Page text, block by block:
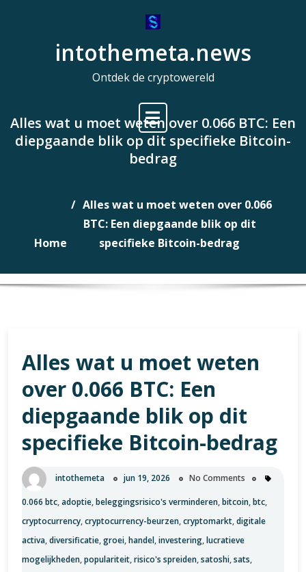
intothemeta.news
Ontdek de cryptowereld
Alles wat u moet weten over 0.066 BTC: Een
diepgaande blik op dit specifieke Bitcoin-
bedrag
Home
Alles wat u moet weten over 0.066
BTC: Een diepgaande blik op dit
specifieke Bitcoin-bedrag
Alles wat u moet weten
over 0.066 BTC: Een
diepgaande blik op dit
specifieke Bitcoin-bedrag
intothemeta jun 19, 2026 No Comments
0.066 btc,adoptie,beleggingsrisico's verminderen,bitcoin,btc,
cryptocurrency,cryptocurrency-beurzen,cryptomarkt,digitale
activa,diversificatie,groei,handel,investering,lucratieve
mogelijkheden,populariteit,risico's spreiden,satoshi,sats,